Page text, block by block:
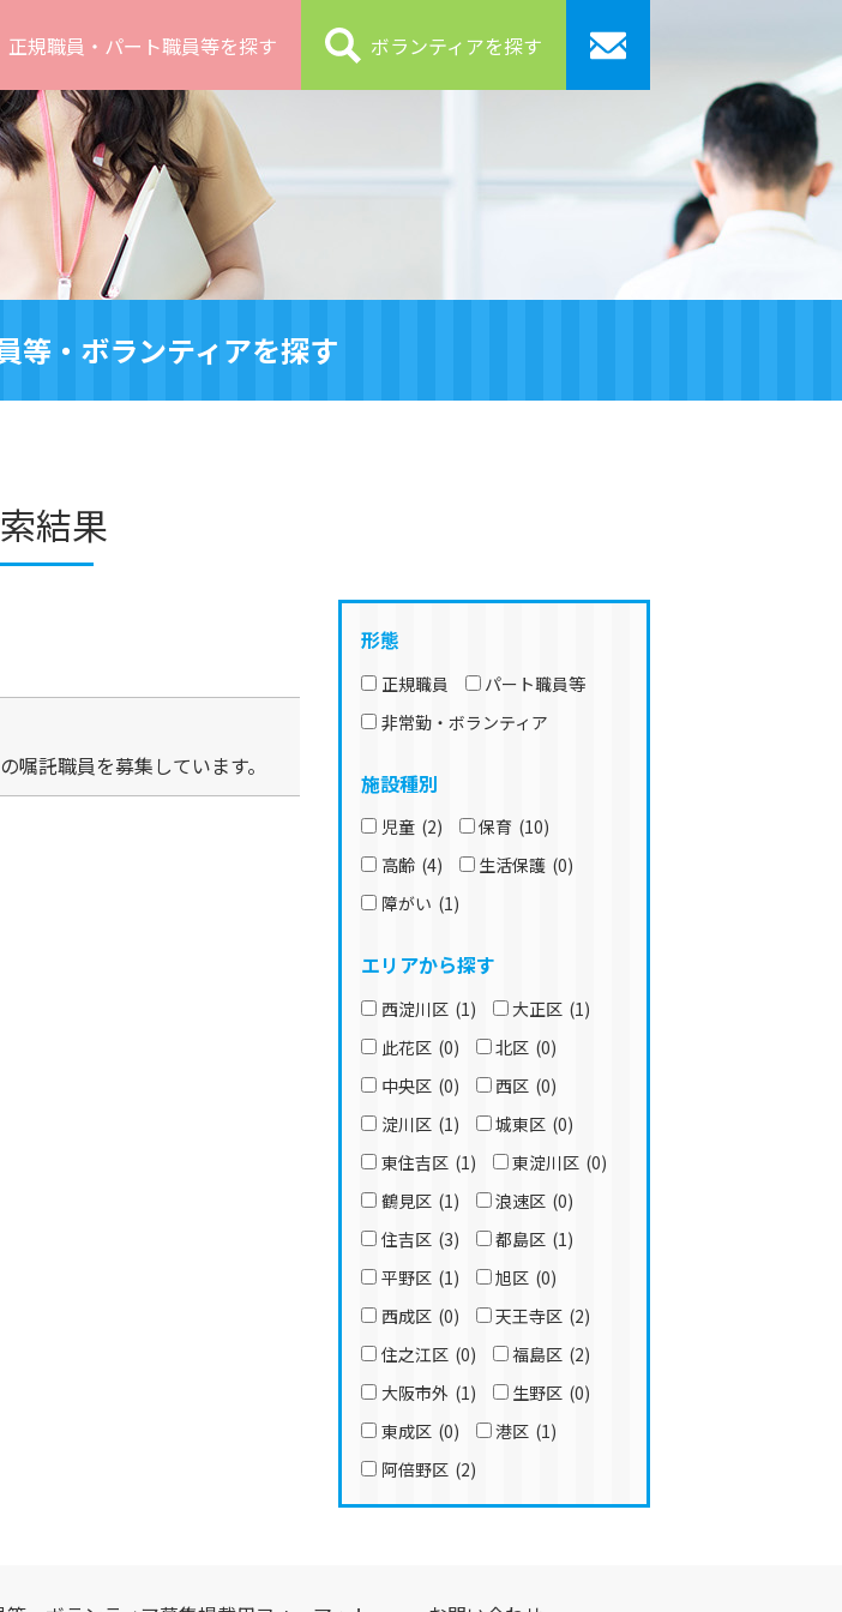
正規職員・パート職員等を探す ボランティアを探す
等・ボランティアを探す
結果
託職員を募集しています。
形態
正規職員
パート職員等
非常勤・ボランティア
施設種別
児童 (2) 保育 (10)
高齢 (4) 生活保護 (0)
障がい (1)
エリアから探す
西淀川区 (1) 大正区 (1)
此花区 (0) 北区 (0)
中央区 (0) 西区 (0)
淀川区 (1) 城東区 (0)
東住吉区 (1) 東淀川区 (0)
鶴見区 (1) 浪速区 (0)
住吉区 (3) 都島区 (1)
平野区 (1) 旭区 (0)
西成区 (0) 天王寺区 (2)
住之江区 (0) 福島区 (2)
大阪市外 (1) 生野区 (0)
東成区 (0) 港区 (1)
阿倍野区 (2)